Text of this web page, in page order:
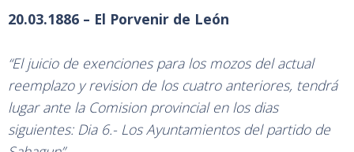
20.03.1886 – El Porvenir de León
“El juicio de exenciones para los mozos del actual
reemplazo y revision de los cuatro anteriores, tendrá
lugar ante la Comision provincial en los dias
siguientes: Dia 6.- Los Ayuntamientos del partido de